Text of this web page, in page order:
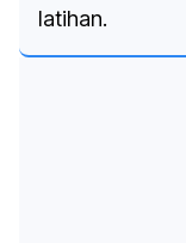
latihan.